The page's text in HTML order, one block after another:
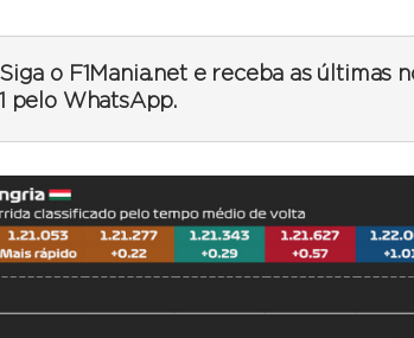
Siga o F1Mania.net e receba as últimas
1 pelo WhatsApp.